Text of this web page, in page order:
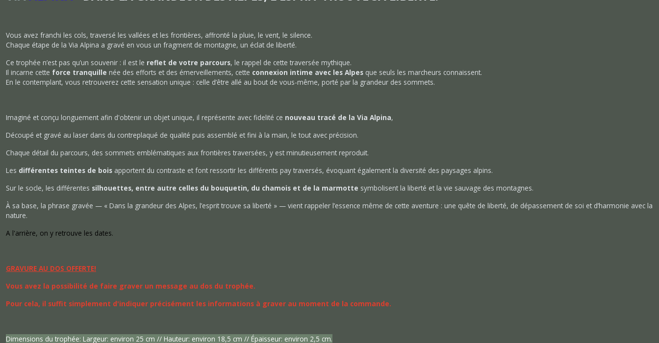
Vous avez franchi les cols, traversé les vallées et les frontières, affronté la pluie, le vent, le silence.
Chaque étape de la Via Alpina a gravé en vous un fragment de montagne, un éclat de liberté.
Ce trophée n’est pas qu’un souvenir : il est le reflet de votre parcours, le rappel de cette traversée mythique.
Il incarne cette force tranquille née des efforts et des émerveillements, cette connexion intime avec les Alpes que seuls les marcheurs connaissent.
En le contemplant, vous retrouverez cette sensation unique : celle d’être allé au bout de vous-même, porté par la grandeur des sommets.
Imaginé et conçu longuement afin d'obtenir un objet unique, il représente avec fidelité ce nouveau tracé de la Via Alpina,
Découpé et gravé au laser dans du contreplaqué de qualité puis assemblé et fini à la main, le tout avec précision.
Chaque détail du parcours, des sommets emblématiques aux frontières traversées, y est minutieusement reproduit.
Les différentes teintes de bois apportent du contraste et font ressortir les différents pay traversés, évoquant également la diversité des paysages alpins.
Sur le socle, les différentes silhouettes, entre autre celles du bouquetin, du chamois et de la marmotte symbolisent la liberté et la vie sauvage des montagnes.
À sa base, la phrase gravée — « Dans la grandeur des Alpes, l’esprit trouve sa liberté » — vient rappeler l’essence même de cette aventure : une quête de liberté, de dépassement de soi et d’harmonie avec la
nature.
A l'arrière, on y retrouve les dates.
GRAVURE AU DOS OFFERTE!
Vous avez la possibilité de faire graver un message au dos du trophée.
Pour cela, il suffit simplement d'indiquer précisément les informations à graver au moment de la commande.
Dimensions du trophée: Largeur: environ 25 cm // Hauteur: environ 18,5 cm // Épaisseur: environ 2,5 cm.